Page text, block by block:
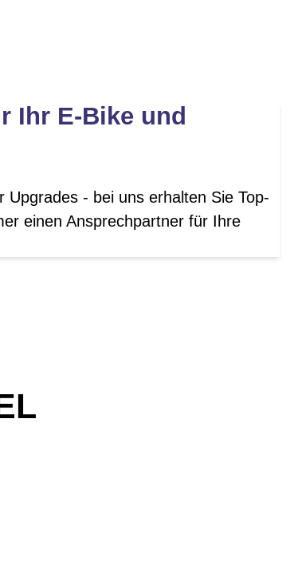
Ihr E-Bike und
- bei uns erhalten Sie Top-
einen Ansprechpartner für Ihre